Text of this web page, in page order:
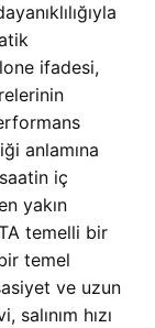
ifadesi,
anlamına
iç
yakın
temelli bir
temel
ve uzun
hızı